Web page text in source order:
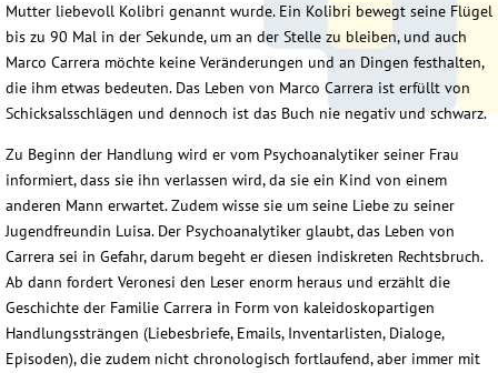
Mutter liebevoll Kolibri genannt wurde. Ein Kolibri bewegt seine Flügel
bis zu 90 Mal in der Sekunde, um an der Stelle zu bleiben, und auch
Marco Carrera möchte keine Veränderungen und an Dingen festhalten,
die ihm etwas bedeuten. Das Leben von Marco Carrera ist erfüllt von
Schicksalsschlägen und dennoch ist das Buch nie negativ und schwarz.
Zu Beginn der Handlung wird er vom Psychoanalytiker seiner Frau
informiert, dass sie ihn verlassen wird, da sie ein Kind von einem
anderen Mann erwartet. Zudem wisse sie um seine Liebe zu seiner
Jugendfreundin Luisa. Der Psychoanalytiker glaubt, das Leben von
Carrera sei in Gefahr, darum begeht er diesen indiskreten Rechtsbruch.
Ab dann fordert Veronesi den Leser enorm heraus und erzählt die
Geschichte der Familie Carrera in Form von kaleidoskopartigen
Handlungssträngen (Liebesbriefe, Emails, Inventarlisten, Dialoge,
Episoden), die zudem nicht chronologisch fortlaufend, aber immer mit